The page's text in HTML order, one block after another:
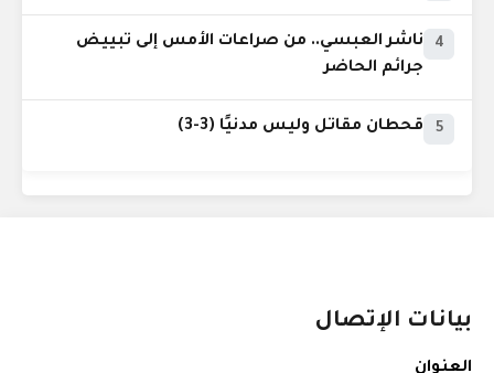
4
ناشر العبسي.. من صراعات الأمس إلى تبييض
جرائم الحاضر
5 قحطان مقاتل وليس مدنيًا (3-3)
بيانات الإتصال
العنوان